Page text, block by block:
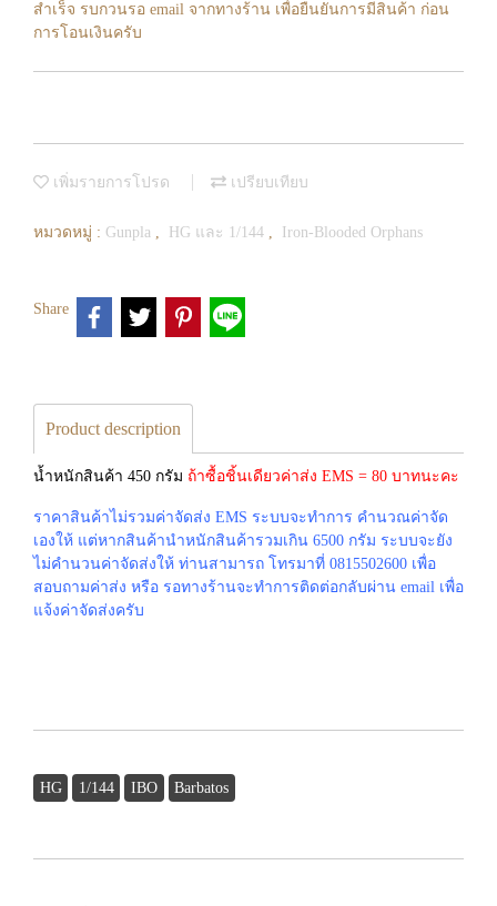
สำเร็จ รบกวนรอ email จากทางร้าน เพื่อยืนยันการมีสินค้า ก่อน
การโอนเงินครับ
เพิ่มรายการโปรด เปรียบเทียบ
หมวดหมู่ : Gunpla , HG และ 1/144 , Iron-Blooded Orphans
Share
Product description
น้ำหนักสินค้า 450 กรัม ถ้าซื้อชิ้นเดียวค่าส่ง EMS = 80 บาทนะคะ
ราคาสินค้าไม่รวมค่าจัดส่ง EMS ระบบจะทำการ คำนวณค่าจัด
เองให้ แต่หากสินค้านำหนักสินค้ารวมเกิน 6500 กรัม ระบบจะยัง
ไม่คำนวนค่าจัดส่งให้ ท่านสามารถ โทรมาที่ 0815502600 เพื่อ
สอบถามค่าส่ง หรือ รอทางร้านจะทำการติดต่อกลับผ่าน email เพื่อ
แจ้งค่าจัดส่งครับ
HG 1/144 IBO Barbatos